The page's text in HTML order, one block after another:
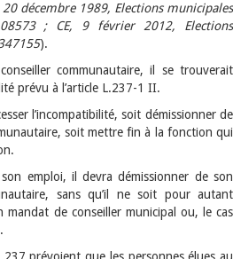
20 décembre 1989, Elections municipales
; CE, 9 février 2012, Elections
).
communautaire, il se trouverait
prévu à l’article L.237-1 II.
l’incompatibilité, soit démissionner de
soit mettre fin à la fonction qui
emploi, il devra démissionner de son
sans qu’il ne soit pour autant
mandat de conseiller municipal ou, le cas